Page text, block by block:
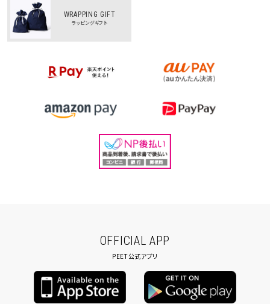
WRAPPING GIFT
ラッピングギフト
OFFICIAL APP
PEET公式アプリ